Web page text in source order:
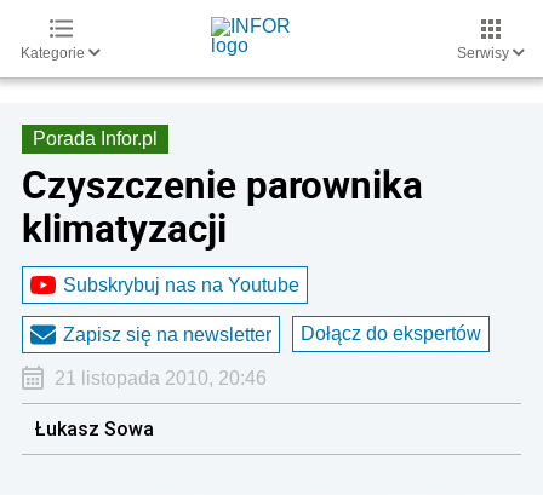
Kategorie Serwisy
Porada Infor.pl
Czyszczenie parownika
klimatyzacji
Subskrybuj nas na Youtube
Zapisz się na newsletter Dołącz do ekspertów
21 listopada 2010, 20:46
Łukasz Sowa